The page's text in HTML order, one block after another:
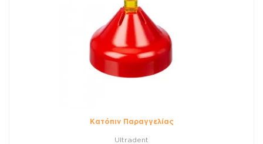
Κατόπιν Παραγγελίας
Ultradent